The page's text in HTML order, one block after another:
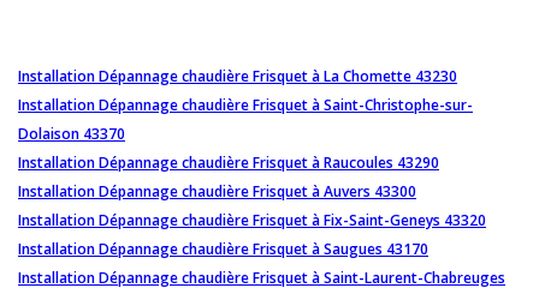
Installation Dépannage chaudière Frisquet à La Chomette 43230
Installation Dépannage chaudière Frisquet à Saint-Christophe-sur-
Dolaison 43370
Installation Dépannage chaudière Frisquet à Raucoules 43290
Installation Dépannage chaudière Frisquet à Auvers 43300
Installation Dépannage chaudière Frisquet à Fix-Saint-Geneys 43320
Installation Dépannage chaudière Frisquet à Saugues 43170
Installation Dépannage chaudière Frisquet à Saint-Laurent-Chabreuges